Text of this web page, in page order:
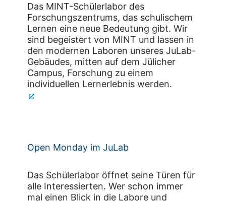
Das MINT-Schülerlabor des
Forschungszentrums, das schulischem
Lernen eine neue Bedeutung gibt. Wir
sind begeistert von MINT und lassen in
den modernen Laboren unseres JuLab-
Gebäudes, mitten auf dem Jülicher
Campus, Forschung zu einem
individuellen Lernerlebnis werden.
Open Monday im JuLab
Das Schülerlabor öffnet seine Türen für
alle Interessierten. Wer schon immer
mal einen Blick in die Labore und